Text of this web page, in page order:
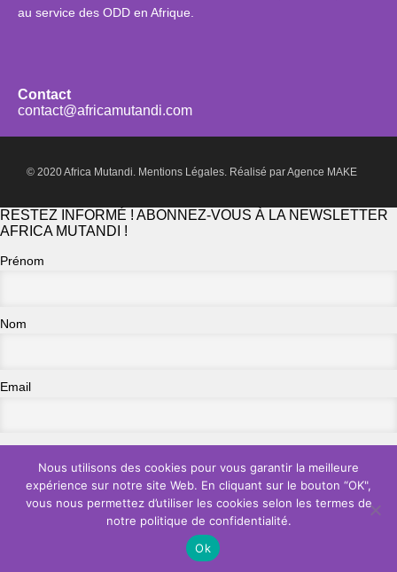
au service des ODD en Afrique.
Contact
contact@africamutandi.com
© 2020 Africa Mutandi. Mentions Légales. Réalisé parAgence MAKE
RESTEZ INFORMÉ ! ABONNEZ-VOUS À LA NEWSLETTER
AFRICA MUTANDI !
Prénom
Nom
Email
Organisation
Nous utilisons des cookies pour vous garantir la meilleure
expérience sur notre site Web. En cliquant sur le bouton “OK",
vous nous permettez d’utiliser les cookies selon les termes de
notre politique de confidentialité.
Ok